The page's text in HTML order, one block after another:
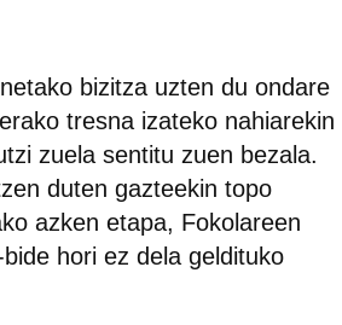
bizitza uzten du ondare
tresna izateko nahiarekin
zuela sentitu zuen bezala.
duten gazteekin topo
azken etapa, Fokolareen
hori ez dela geldituko